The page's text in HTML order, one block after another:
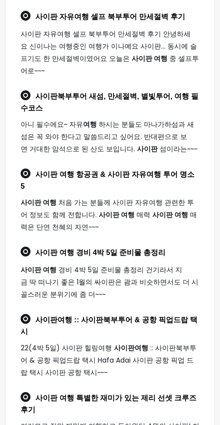
사이판자유여행 셀프 북부투어 만세절벽 후기
사이판 자유여행 셀프 북부투어 만세절벽 후기 안녕하세
요 신이나는 여행중인 여행가 이나예요 사이판... 동시에 슬
프기도 한 만세절벽이였어요 오늘은 사이판 여행 중 셀프투
어로~~~
사이판북부투어 새섬, 만세절벽, 별빛투어, 여행 필
수코스
아니 필수에요~ 자유여행 하시는 분들도 마나가하섬과 새
섬은 꼭 와야 한다고 말씀드리고 싶어요. 반대편으로 보
면 거대한 암석으로 된 산도 보입니다. 사이판섬이라는~~~
사이판 여행 항공권 & 사이판 자유여행 투어 명소
5
사이판 여행 처음 가는 분들께 사이판 자유여행 관련한 투
어 정보도 함께 전합니다. 사이판 여행 매력 사이판 여행 매
력은 단연 천혜의 자연~~~
사이판 여행 경비 4박 5일 준비물 총정리
사이판 여행 경비 4박 5일 준비물 총정리 건기라서 지
금 딱 떠나기 좋은 1월의 싸이판은 괌과 비슷하면서도 더 시
골스러운 분위기에 좀 더~~~
사이판여행 :: 사이판북부투어 & 공항 픽업드랍 택
시
22(4박 5일) 사이판 힐링여행 사이판여행 :: 사이판북부투
어 & 공항 픽업드랍 택시 Hafa Adai 사이판 공항 픽업 드
랍 택시 사이판 공항 택시~~~
사이판 여행 특별한 재미가 있는 제리 선셋 크루즈
후기